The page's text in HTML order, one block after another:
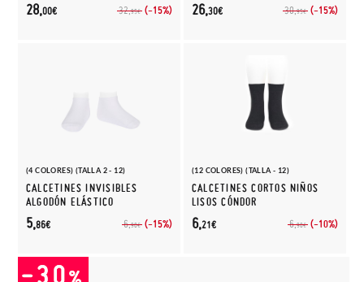
32,95€ (-15%)
28,00€ 30,95€ (-15%)
26,30€
(4 COLORES) (TALLA 2 - 12)
CALCETINES INVISIBLES
ALGODÓN ELÁSTICO
6,90€ (-15%)
5,86€
(12 COLORES) (TALLA - 12)
CALCETINES CORTOS NIÑOS
LISOS CÓNDOR
6,90€ (-10%)
6,21€